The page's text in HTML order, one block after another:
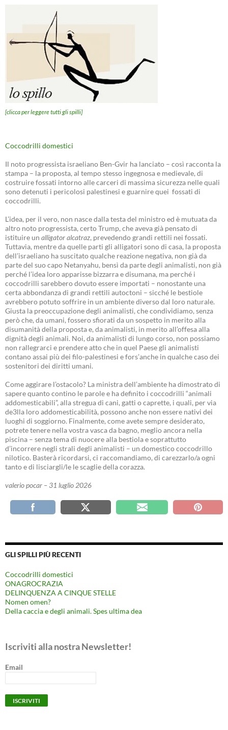
[clicca per leggere tutti gli spilli]
Coccodrilli domestici
Il noto progressista israeliano Ben-Gvir ha lanciato – così racconta la
stampa – la proposta, al tempo stesso ingegnosa e medievale, di
costruire fossati intorno alle carceri di massima sicurezza nelle quali
sono detenuti i pericolosi palestinesi e guarnire quei fossati di
coccodrilli.
L’idea, per il vero, non nasce dalla testa del ministro ed è mutuata da
altro noto progressista, certo Trump, che aveva già pensato di
istituire un alligator alcatraz, prevedendo grandi rettili nei fossati.
Tuttavia, mentre da quelle parti gli alligatori sono di casa, la proposta
dell’israeliano ha suscitato qualche reazione negativa, non già da
parte del suo capo Netanyahu, bensì da parte degli animalisti, non già
perché l’idea loro apparisse bizzarra e disumana, ma perché i
coccodrilli sarebbero dovuto essere importati – nonostante una
certa abbondanza di grandi rettili autoctoni – sicché le bestiole
avrebbero potuto soffrire in un ambiente diverso dal loro naturale.
Giusta la preoccupazione degli animalisti, che condividiamo, senza
però che, da umani, fossero sfiorati da un sospetto in merito alla
disumanità della proposta e, da animalisti, in merito all’offesa alla
dignità degli animali. Noi, da animalisti di lungo corso, non possiamo
non rallegrarci e prendere atto che in quel Paese gli animalisti
contano assai più dei filo-palestinesi e fors’anche in qualche caso dei
sostenitori dei diritti umani.
Come aggirare l’ostacolo? La ministra dell’ambiente ha dimostrato di
sapere quanto contino le parole e ha definito i coccodrilli “animali
addomesticabili”, alla stregua di cani, gatti o caprette, i quali, per via
de3lla loro addomesticabilità, possono anche non essere nativi dei
luoghi di soggiorno. Finalmente, come avete sempre desiderato,
potrete tenere nella vostra vasca da bagno, meglio ancora nella
piscina – senza tema di nuocere alla bestiola e soprattutto
d’incorrere negli strali degli animalisti – un domestico coccodrillo
nilotico. Basterà ricordarsi, ci raccomandiamo, di carezzarlo/a ogni
tanto e di lisciargli/le le scaglie della corazza.
valerio pocar – 31 luglio 2026
GLI SPILLI PIÙ RECENTI
Coccodrilli domestici
ONAGROCRAZIA
DELINQUENZA A CINQUE STELLE
Nomen omen?
Della caccia e degli animali. Spes ultima dea
Iscriviti alla nostra Newsletter!
Email